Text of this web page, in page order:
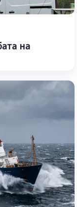
на